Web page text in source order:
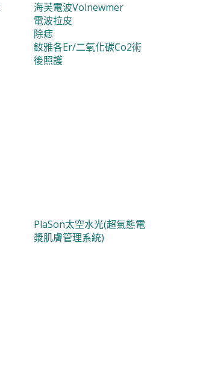
海芙電波Volnewmer
電波拉皮
除痣
釹雅各Er/二氧化碳Co2術
後照護
PlaSon太空水光(超氣態電
漿肌膚管理系統)